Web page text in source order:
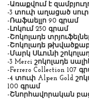
-Առաքվում է
-3 տուփ աղացած
-Ռաֆաելլո 90 գրամ
-Լոկում 250 գրամ
-Շոկոլադե
-Շոկոլադե
-Մարկ Սևունի
-3 Merci շոկոլադե
-Ferrero Collection 107
-4 տուփ Alpen Gold
100 գրամ
-Շնորհավորական